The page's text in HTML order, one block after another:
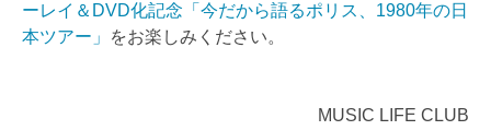
ーレイ＆DVD化記念「今だから語るポリス、1980年の日
本ツアー」
をお楽しみください。
MUSIC LIFE CLUB